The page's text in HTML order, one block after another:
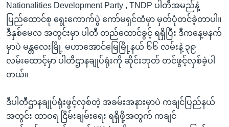
Nationalities Development Party , TNDP ပါတီအမည်နဲ့
ပြည်ထောင်စု ရွေးကောက်ပွဲ ကော်မရှင်ထံမှာ မှတ်ပုံတင်ခဲ့တာပါ။
ဒီနှစ်မေလ အတွင်းမှာ ပါတီ တည်ထောင်ခွင့် ရရှိပြီး ဒီကနေ့မနက်
မှာပဲ မန္တလေးမြို့ မဟာအောင်မြေမြို့နယ် ၆၆ လမ်းနဲ့ ၃၉
လမ်းထောင့်မှာ ပါတီဌာနချုပ်ရုံးကို ဆိုင်းဘုတ် တင်ဖွင့်လှစ်ခဲ့ပါ
တယ်။
ဒီပါတီဌာနချုပ်ရုံးဖွင့်လှစ်တဲ့ အခမ်းအနားမှာပဲ ကချင်ပြည်နယ်
အတွင်း ထာဝရ ငြိမ်းချမ်းရေး ရရှိဖို့အတွက် ကချင်